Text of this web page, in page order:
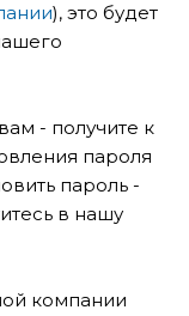
), это будет
- получите к
пароля
пароль -
в нашу
компании